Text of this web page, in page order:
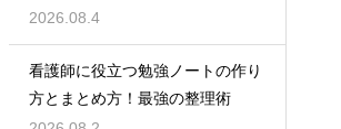
2026.08.4
看護師に役立つ勉強ノートの作り
方とまとめ方！最強の整理術